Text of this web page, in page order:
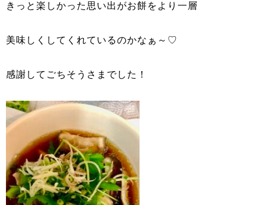
きっと楽しかった思い出がお餅をより一層
美味しくしてくれているのかなぁ～♡
感謝してごちそうさまでした！